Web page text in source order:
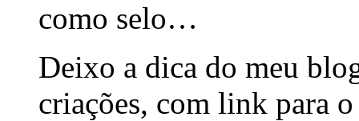
como selo…
Deixo a dica do meu
criações, com link para